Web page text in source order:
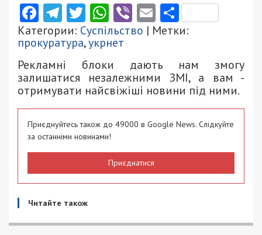
Facebook
Telegram
Twitter
WhatsApp
ViberEmail
Категории: Суспільство | Метки:
прокуратура,укрнет
Рекламні блоки дають нам змогу
залишатися незалежними ЗМІ, а вам -
отримувати найсвіжіші новини під ними.
Приєднуйтесь також до 49000 в Google News. Слідкуйте
за останніми новинами!
Приєднатися
Читайте також